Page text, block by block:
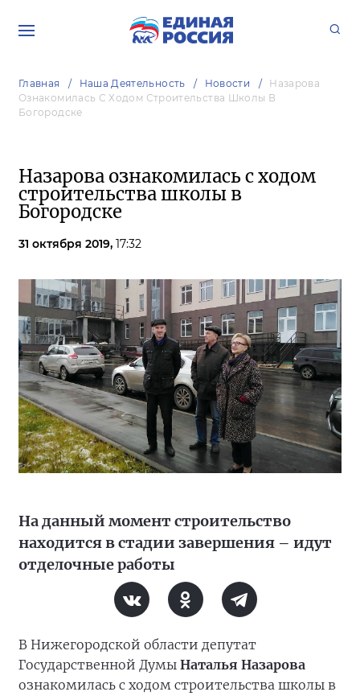
Главная Наша Деятельность Новости
Назарова
Ознакомилась С Ходом Строительства Школы В
Богородске
Назарова ознакомилась с ходом
строительства школы в
Богородске
31 октября 2019, 17:32
На данный момент строительство
находится в стадии завершения – идут
отделочные работы
В Нижегородской области депутат
Государственной Думы Наталья Назарова
ознакомилась с ходом строительства школы в